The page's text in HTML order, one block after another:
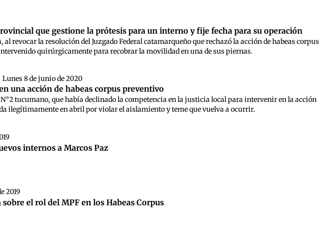
que gestione la prótesis para un interno y fije fecha para su operación
revocar la resolución del Juzgado Federal catamarqueño que rechazó la acción de habeas corpus
quirúrgicamente para recobrar la movilidad en una de sus piernas.
Lunes 8 de junio de 2020
una acción de habeas corpus preventivo
tucumano, que había declinado la competencia en la justicia local para intervenir en la acción
ilegítimamente en abril por violar el aislamiento y teme que vuelva a ocurrir.
internos a Marcos Paz
2019
el rol del MPF en los Habeas Corpus